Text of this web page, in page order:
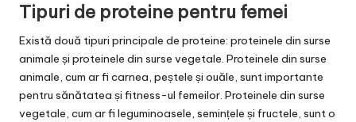
Tipuri de proteine pentru femei
Există două tipuri principale de proteine: proteinele din surse
animale și proteinele din surse vegetale. Proteinele din surse
animale, cum ar fi carnea, peștele și ouăle, sunt importante
pentru sănătatea și fitness-ul femeilor. Proteinele din surse
vegetale, cum ar fi leguminoasele, semințele și fructele, sunt o